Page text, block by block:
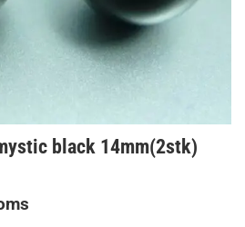
black 14mm(2stk)